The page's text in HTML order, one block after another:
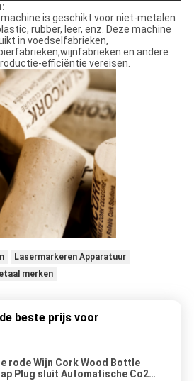
is geschikt voor niet-metalen
rubber, leer, enz. Deze machine
in voedselfabrieken,
en andere
efficiëntie vereisen.
Lasermarkeren Apparatuur
merken
beste prijs voor
rode Wijn Cork Wood Bottle
Plug sluit Automatische Co2-